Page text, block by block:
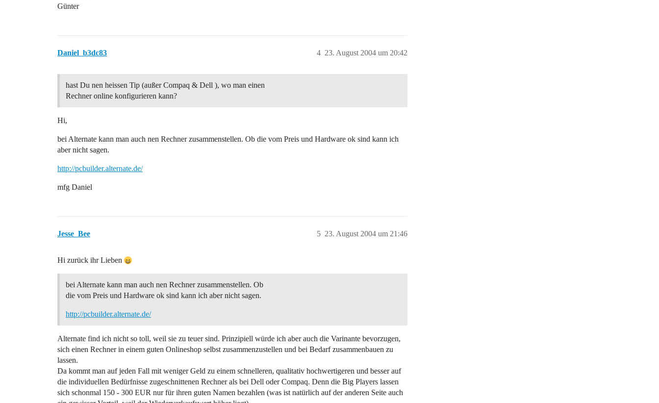
Günter
Daniel_b3dc83 23. August 2004 um 20:42
4
hast Du nen heissen Tip (außer Compaq & Dell ), wo man einen
Rechner online konfigurieren kann?
Hi,
bei Alternate kann man auch nen Rechner zusammenstellen. Ob die vom Preis und Hardware ok sind kann ich
aber nicht sagen.
http://pcbuilder.alternate.de/
mfg Daniel
Jesse_Bee 23. August 2004 um 21:46
5
Hi zurück ihr Lieben
bei Alternate kann man auch nen Rechner zusammenstellen. Ob
die vom Preis und Hardware ok sind kann ich aber nicht sagen.
http://pcbuilder.alternate.de/
Alternate find ich nicht so toll, weil sie zu teuer sind. Prinzipiell würde ich aber auch die Varinante bevorzugen,
sich einen Rechner in einem guten Onlineshop selbst zusammenzustellen und bei Bedarf zusammenbauen zu
lassen.
Da kommt man auf jeden Fall mit weniger Geld zu einem schnelleren, qualitativ hochwertigeren und besser auf
die individuellen Bedürfnisse zugeschnittenen Rechner als bei Dell oder Compaq. Denn die Big Players lassen
sich schonmal 150 - 300 EUR nur für ihren guten Namen bezahlen (was ist natürlich auf der anderen Seite auch